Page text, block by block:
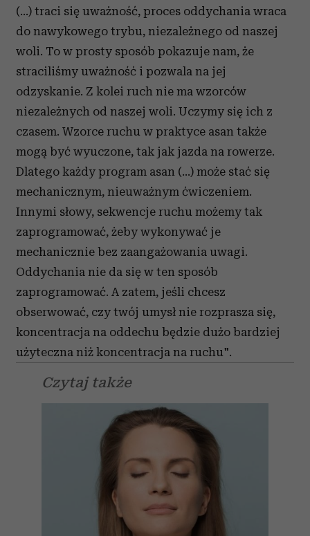
(…) traci się uważność, proces oddychania wraca
do nawykowego trybu, niezależnego od naszej
woli. To w prosty sposób pokazuje nam, że
straciliśmy uważność i pozwala na jej
odzyskanie. Z kolei ruch nie ma wzorców
niezależnych od naszej woli. Uczymy się ich z
czasem. Wzorce ruchu w praktyce asan także
mogą być wyuczone, tak jak jazda na rowerze.
Dlatego każdy program asan (…) może stać się
mechanicznym, nieuważnym ćwiczeniem.
Innymi słowy, sekwencje ruchu możemy tak
zaprogramować, żeby wykonywać je
mechanicznie bez zaangażowania uwagi.
Oddychania nie da się w ten sposób
zaprogramować. A zatem, jeśli chcesz
obserwować, czy twój umysł nie rozprasza się,
koncentracja na oddechu będzie dużo bardziej
użyteczna niż koncentracja na ruchu".
Czytaj także